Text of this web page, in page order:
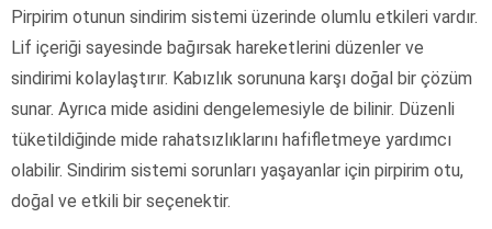
Pirpirim otunun sindirim sistemi üzerinde olumlu etkileri vardır.
Lif içeriği sayesinde bağırsak hareketlerini düzenler ve
sindirimi kolaylaştırır. Kabızlık sorununa karşı doğal bir çözüm
sunar. Ayrıca mide asidini dengelemesiyle de bilinir. Düzenli
tüketildiğinde mide rahatsızlıklarını hafifletmeye yardımcı
olabilir. Sindirim sistemi sorunları yaşayanlar için pirpirim otu,
doğal ve etkili bir seçenektir.